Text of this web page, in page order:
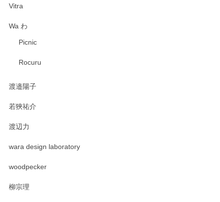
Vitra
Wa わ
Picnic
Rocuru
渡邉陽子
若狹祐介
渡辺力
wara design laboratory
woodpecker
柳宗理